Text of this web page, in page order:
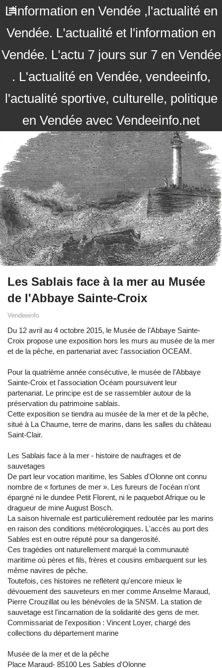
L'information en Vendée ,l'actualité en
Vendée. L'actualité et l'information en
Vendée. L'actu 7 jours sur 7 en Vendée
. L'actualité en Vendée, vendeeinfo,
l'actualité sportive, culturelle, politique
en Vendée avec Vendeeinfo.net
Les Sablais face à la mer au Musée
de l'Abbaye Sainte-Croix
Vendeeinfo
Du 12 avril au 4 octobre 2015, le Musée de l'Abbaye Sainte-
Croix propose une exposition hors les murs au musée de la mer
et de la pêche, en partenariat avec l'association OCEAM.
Pour la quatrième année consécutive, le musée de l'Abbaye
Sainte-Croix et l'association Océam poursuivent leur
partenariat. Le principe est de se rassembler autour de la
préservation du patrimoine sablais.
Cette exposition se tiendra au musée de la mer et de la pêche,
situé à La Chaume, terre de marins, dans les salles du château
Saint-Clair.
Les Sablais face à la mer - histoire de naufrages et de
sauvetages
De part leur vocation maritime, les Sables d'Olonne ont connu
nombre de « fortunes de mer ». Les fureurs de l'océan n'ont
épargné ni le dundee Petit Florent, ni le paquebot Afrique ou le
dragueur de mine August Bosch.
La saison hivernale est particulièrement redoutée par les marins
en raison des conditions météorologiques. L'accès au port des
Sables est en outre réputé pour sa dangerosité.
Ces tragédies ont naturellement marqué la communauté
maritime où pères et fils, frères et cousins embarquent sur les
même navires de pêche.
Toutefois, ces histoires ne reflètent qu'encore mieux le
dévouement des sauveteurs en mer comme Anselme Maraud,
Pierre Crouzillat ou les bénévoles de la SNSM. La station de
sauvetage est l'incarnation de la solidarité des gens de mer.
Commissariat de l'exposition : Vincent Loyer, chargé des
collections du département marine
Musée de la mer et de la pêche
Place Maraud- 85100 Les Sables d'Olonne